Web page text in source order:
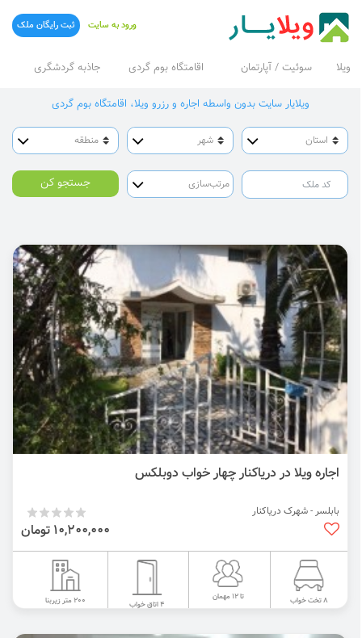
ویلا سوئیت / آپارتمان اقامتگاه بوم گردی جاذبه گردشگری
ورود به سایت ثبت رایگان ملک
ویلایار سایت بدون واسطه اجاره و رزرو ویلا، اقامتگاه بوم گردی
جستجو کن
اجاره ویلا در دریاکنار چهار خواب دوبلکس
بابلسر - شهرک دریاکنار
10,200,000 تومان
8 تخت خواب تا 12 مهمان
4 اتاق خواب 200 متر زیربنا